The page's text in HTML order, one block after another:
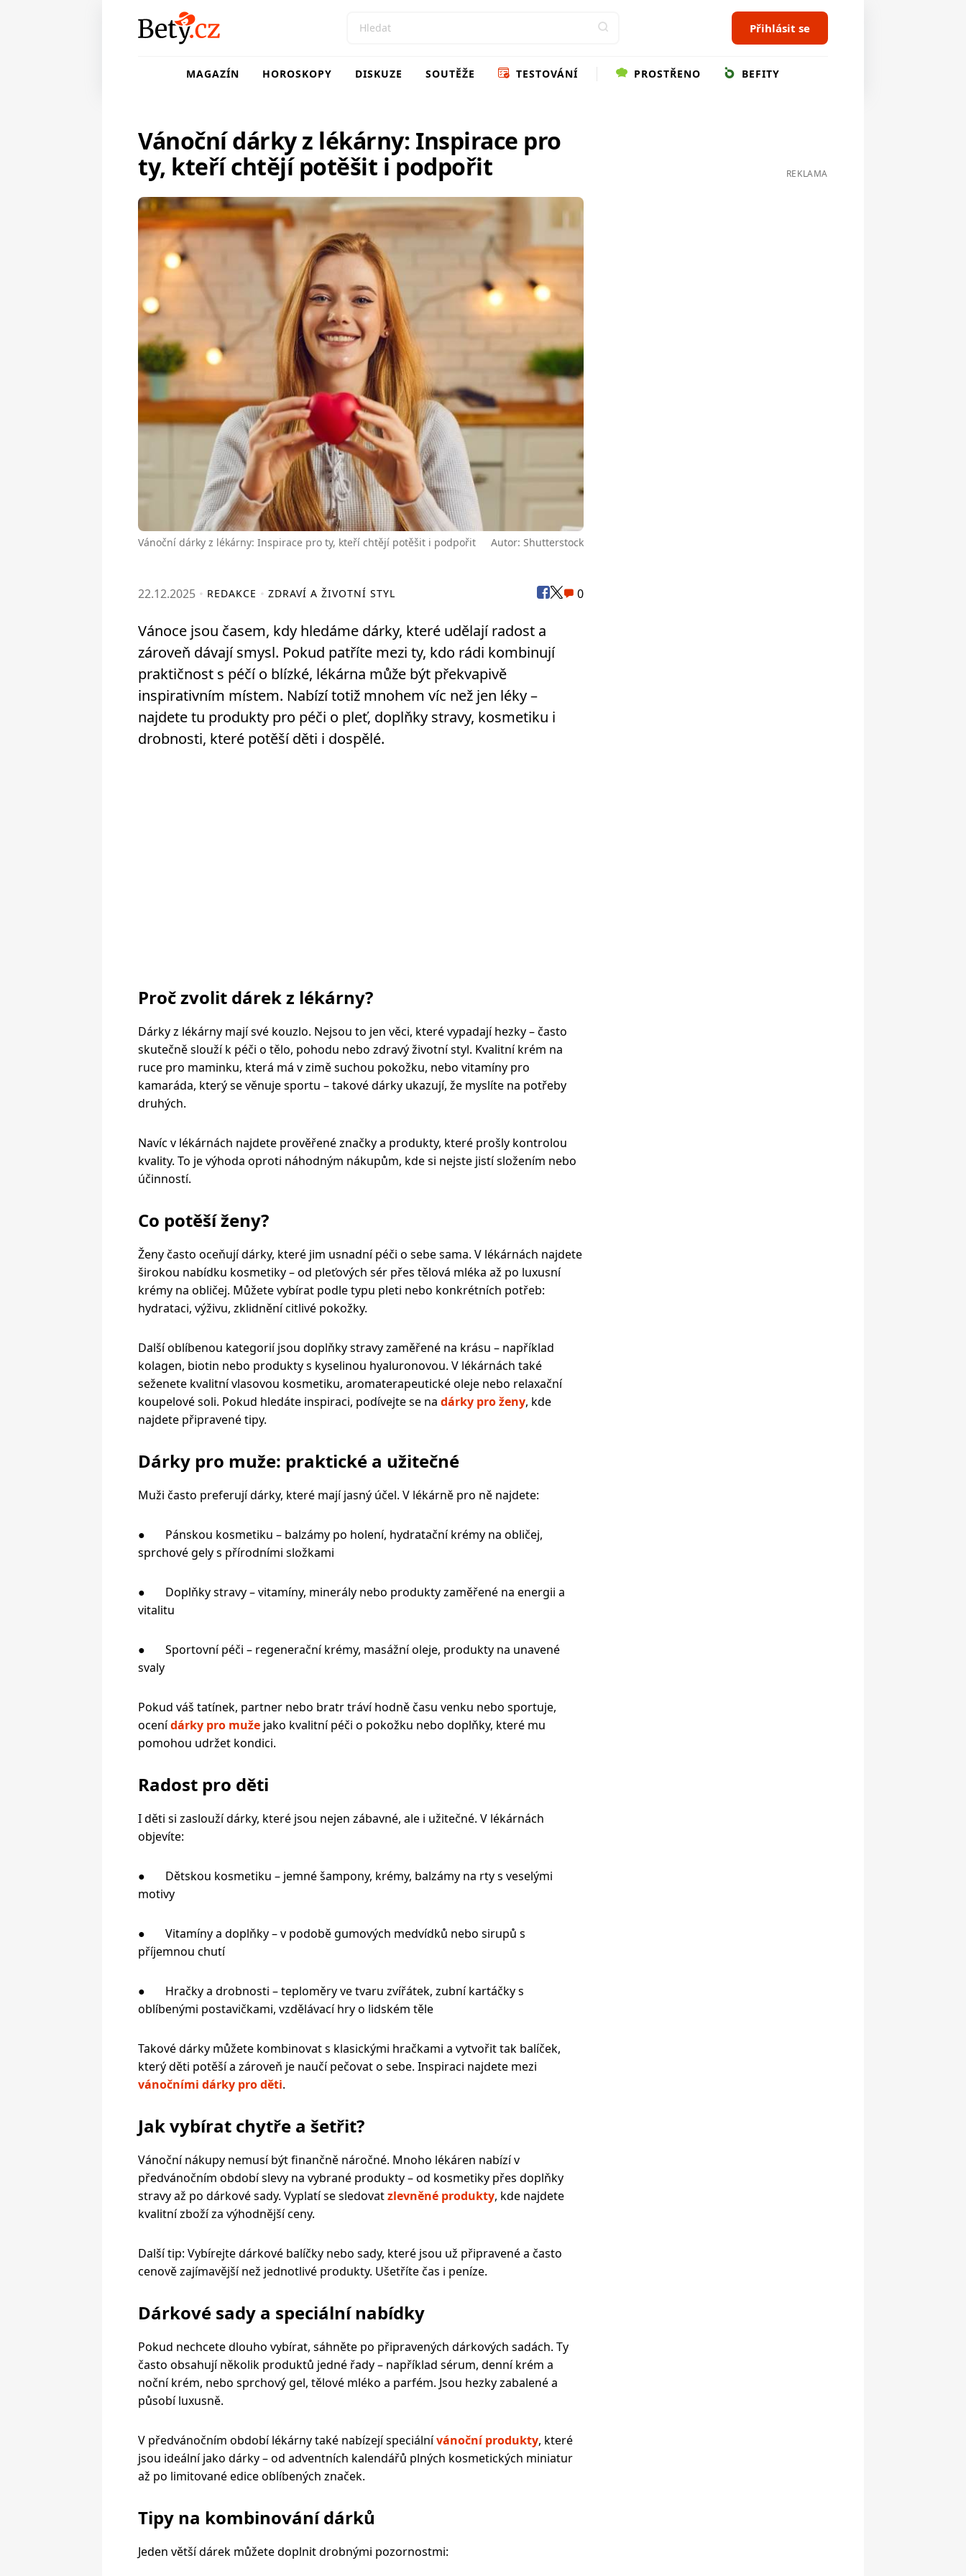
Přihlásit se
MAGAZÍN HOROSKOPY DISKUZE SOUTĚŽE TESTOVÁNÍ PROSTŘENO BEFITY
Vánoční dárky z lékárny: Inspirace pro
ty, kteří chtějí potěšit i podpořit
Vánoční dárky z lékárny: Inspirace pro ty, kteří chtějí potěšit i podpořit Autor: Shutterstock
22.12.2025 REDAKCE ZDRAVÍ A ŽIVOTNÍ STYL 0
Vánoce jsou časem, kdy hledáme dárky, které udělají radost a
zároveň dávají smysl. Pokud patříte mezi ty, kdo rádi kombinují
praktičnost s péčí o blízké, lékárna může být překvapivě
inspirativním místem. Nabízí totiž mnohem víc než jen léky –
najdete tu produkty pro péči o pleť, doplňky stravy, kosmetiku i
drobnosti, které potěší děti i dospělé.
Proč zvolit dárek z lékárny?
Dárky z lékárny mají své kouzlo. Nejsou to jen věci, které vypadají hezky – často
skutečně slouží k péči o tělo, pohodu nebo zdravý životní styl. Kvalitní krém na
ruce pro maminku, která má v zimě suchou pokožku, nebo vitamíny pro
kamaráda, který se věnuje sportu –takovédárky ukazují, že myslíte na potřeby
druhých.
Navíc v lékárnách najdete prověřené značky a produkty, které prošly kontrolou
kvality. To je výhoda oproti náhodným nákupům, kde si nejste jistí složením nebo
účinností.
Co potěší ženy?
Ženy často oceňují dárky, které jim usnadní péči o sebe sama. V lékárnách najdete
širokou nabídku kosmetiky – od pleťových sér přes tělová mléka až po luxusní
krémy na obličej. Můžete vybírat podle typu pleti nebo konkrétních potřeb:
hydrataci, výživu, zklidnění citlivé pokožky.
Další oblíbenou kategorií jsou doplňky stravy zaměřené na krásu – například
kolagen, biotin nebo produkty s kyselinou hyaluronovou. V lékárnách také
seženete kvalitní vlasovou kosmetiku, aromaterapeutické oleje nebo relaxační
koupelové soli. Pokud hledáte inspiraci, podívejte se na dárky pro ženy, kde
najdete připravené tipy.
Dárky pro muže: praktické a užitečné
Muži často preferují dárky, které mají jasný účel. V lékárně pro ně najdete:
● Pánskou kosmetiku – balzámy po holení, hydratační krémy na obličej,
sprchové gely s přírodními složkami
● Doplňky stravy – vitamíny, minerály nebo produkty zaměřené na energii a
vitalitu
● Sportovní péči – regenerační krémy, masážní oleje, produkty na unavené
svaly
Pokud váš tatínek, partner nebo bratr tráví hodně času venku nebo sportuje,
ocenídárky pro muže jako kvalitní péči o pokožku nebo doplňky, které mu
pomohou udržet kondici.
Radost pro děti
I děti si zaslouží dárky, které jsou nejen zábavné, ale i užitečné. V lékárnách
objevíte:
● Dětskou kosmetiku – jemné šampony, krémy, balzámy na rty s veselými
motivy
● Vitamíny a doplňky – v podobě gumových medvídků nebo sirupů s
příjemnou chutí
● Hračky a drobnosti – teploměry ve tvaru zvířátek, zubní kartáčky s
oblíbenými postavičkami, vzdělávací hry o lidském těle
Takové dárky můžete kombinovat s klasickými hračkami a vytvořit tak balíček,
který děti potěší a zároveň je naučí pečovat o sebe. Inspiraci najdete mezi
vánočními dárky pro děti.
Jak vybírat chytře a šetřit?
Vánoční nákupy nemusí být finančně náročné. Mnoho lékáren nabízí v
předvánočním období slevy na vybrané produkty – od kosmetiky přes doplňky
stravy až po dárkové sady. Vyplatí se sledovatzlevněné produkty, kde najdete
kvalitní zboží za výhodnější ceny.
Dalšítip: Vybírejte dárkové balíčky nebo sady, které jsou už připravené a často
cenově zajímavější než jednotlivé produkty. Ušetříte čas i peníze.
Dárkové sady a speciální nabídky
Pokud nechcete dlouho vybírat, sáhněte po připravených dárkových sadách. Ty
často obsahují několik produktů jedné řady – například sérum, denní krém a
noční krém, nebo sprchový gel, tělové mléko a parfém. Jsou hezky zabalené a
působí luxusně.
V předvánočním období lékárny také nabízejí speciálnívánoční produkty, které
jsou ideální jako dárky – od adventních kalendářů plných kosmetických miniatur
až po limitované edice oblíbených značek.
Tipy na kombinování dárků
Jeden větší dárek můžete doplnit drobnými pozornostmi:
REKLAMA